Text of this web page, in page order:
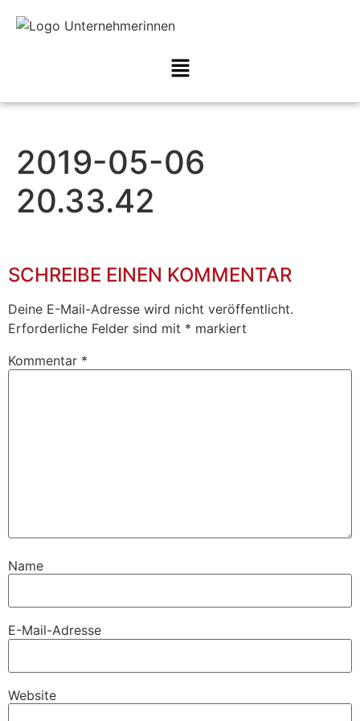
2019-05-06
20.33.42
SCHREIBE EINEN KOMMENTAR
Deine E-Mail-Adresse wird nicht veröffentlicht.
Erforderliche Felder sind mit * markiert
Kommentar *
Name
E-Mail-Adresse
Website